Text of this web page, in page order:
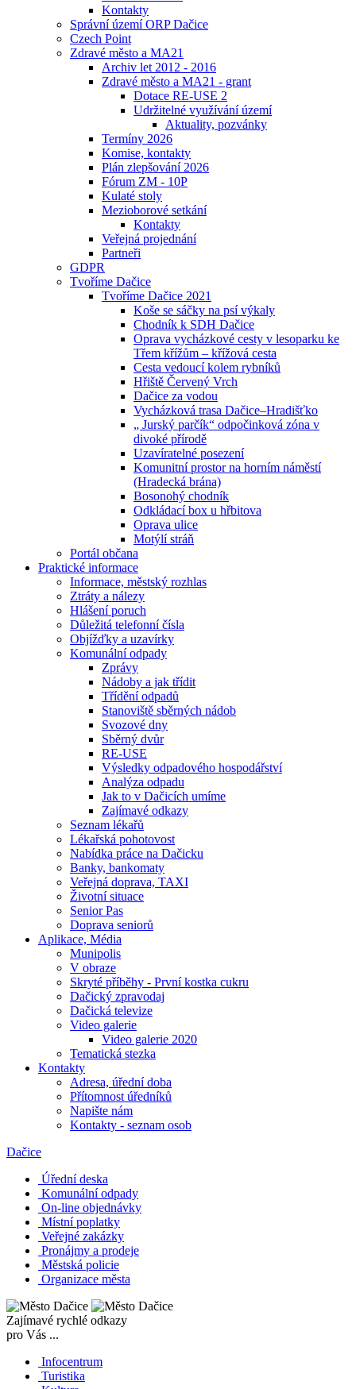
Kontakty
Správní území ORP Dačice
Czech Point
Zdravé město a MA21
Archiv let 2012 - 2016
Zdravé město a MA21 - grant
Dotace RE-USE 2
Udržitelné využívání území
Aktuality, pozvánky
Termíny 2026
Komise, kontakty
Plán zlepšování 2026
Fórum ZM - 10P
Kulaté stoly
Mezioborové setkání
Kontakty
Veřejná projednání
Partneři
GDPR
Tvoříme Dačice
Tvoříme Dačice 2021
Koše se sáčky na psí výkaly
Chodník k SDH Dačice
Oprava vycházkové cesty v lesoparku ke
Třem křížům – křížová cesta
Cesta vedoucí kolem rybníků
Hřiště Červený Vrch
Dačice za vodou
Vycházková trasa Dačice–Hradišťko
„ Jurský parčík“ odpočinková zóna v
divoké přírodě
Uzavíratelné posezení
Komunitní prostor na horním náměstí
(Hradecká brána)
Bosonohý chodník
Odkládací box u hřbitova
Oprava ulice
Motýlí stráň
Portál občana
Praktické informace
Informace, městský rozhlas
Ztráty a nálezy
Hlášení poruch
Důležitá telefonní čísla
Objížďky a uzavírky
Komunální odpady
Zprávy
Nádoby a jak třídit
Třídění odpadů
Stanoviště sběrných nádob
Svozové dny
Sběrný dvůr
RE-USE
Výsledky odpadového hospodářství
Analýza odpadu
Jak to v Dačicích umíme
Zajímavé odkazy
Seznam lékařů
Lékařská pohotovost
Nabídka práce na Dačicku
Banky, bankomaty
Veřejná doprava, TAXI
Životní situace
Senior Pas
Doprava seniorů
Aplikace, Média
Munipolis
V obraze
Skryté příběhy - První kostka cukru
Dačický zpravodaj
Dačická televize
Video galerie
Video galerie 2020
Tematická stezka
Kontakty
Adresa, úřední doba
Přítomnost úředníků
Napište nám
Kontakty - seznam osob
Dačice
Úřední deska
Komunální odpady
On-line objednávky
Místní poplatky
Veřejné zakázky
Pronájmy a prodeje
Městská policie
Organizace města
Zajímavé rychlé odkazy
pro Vás ...
Infocentrum
Turistika